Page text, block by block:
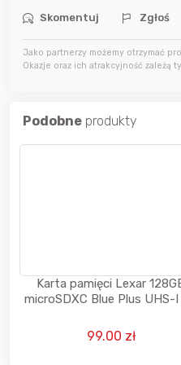
Skomentuj Zgłoś
Jako partnerzy możemy otrzymać
Okazje oraz ich atrakcyjność zależą
Podobne produkty
Karta pamięci Lexar
microSDXC Blue Plus UHS-I
99.00 zł
5 godzin
6 godzin